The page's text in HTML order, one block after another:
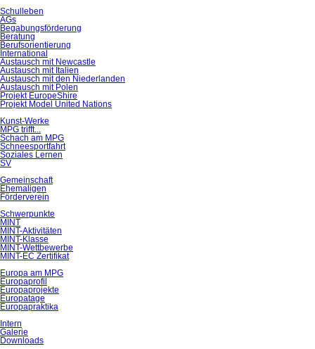
Schulleben
AGs
Begabungsförderung
Beratung
Berufsorientierung
International
Austausch mit Newcastle
Austausch mit Italien
Austausch mit den Niederlanden
Austausch mit Polen
Projekt EuropeShire
Projekt Model United Nations
Kunst-Werke
MPG trifft...
Schach am MPG
Schneesportfahrt
Soziales Lernen
SV
Gemeinschaft
Ehemaligen
Förderverein
Schwerpunkte
MINT
MINT-Aktivitäten
MINT-Klasse
MINT-Wettbewerbe
MINT-EC Zertifikat
Europa am MPG
Europaprofil
Europaprojekte
Europatage
Europapraktika
Intern
Galerie
Downloads